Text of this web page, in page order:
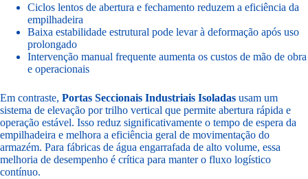
Ciclos lentos de abertura e fechamento reduzem a eficiência da
empilhadeira
Baixa estabilidade estrutural pode levar à deformação após uso
prolongado
Intervenção manual frequente aumenta os custos de mão de obra
e operacionais
Em contraste, Portas Seccionais Industriais Isoladas usam um
sistema de elevação por trilho vertical que permite abertura rápida e
operação estável. Isso reduz significativamente o tempo de espera da
empilhadeira e melhora a eficiência geral de movimentação do
armazém. Para fábricas de água engarrafada de alto volume, essa
melhoria de desempenho é crítica para manter o fluxo logístico
contínuo.